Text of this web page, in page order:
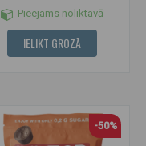
Pieejams noliktavā
IELIKT GROZĀ
-50%